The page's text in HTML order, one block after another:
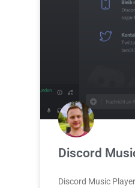
Discord
Discord Music